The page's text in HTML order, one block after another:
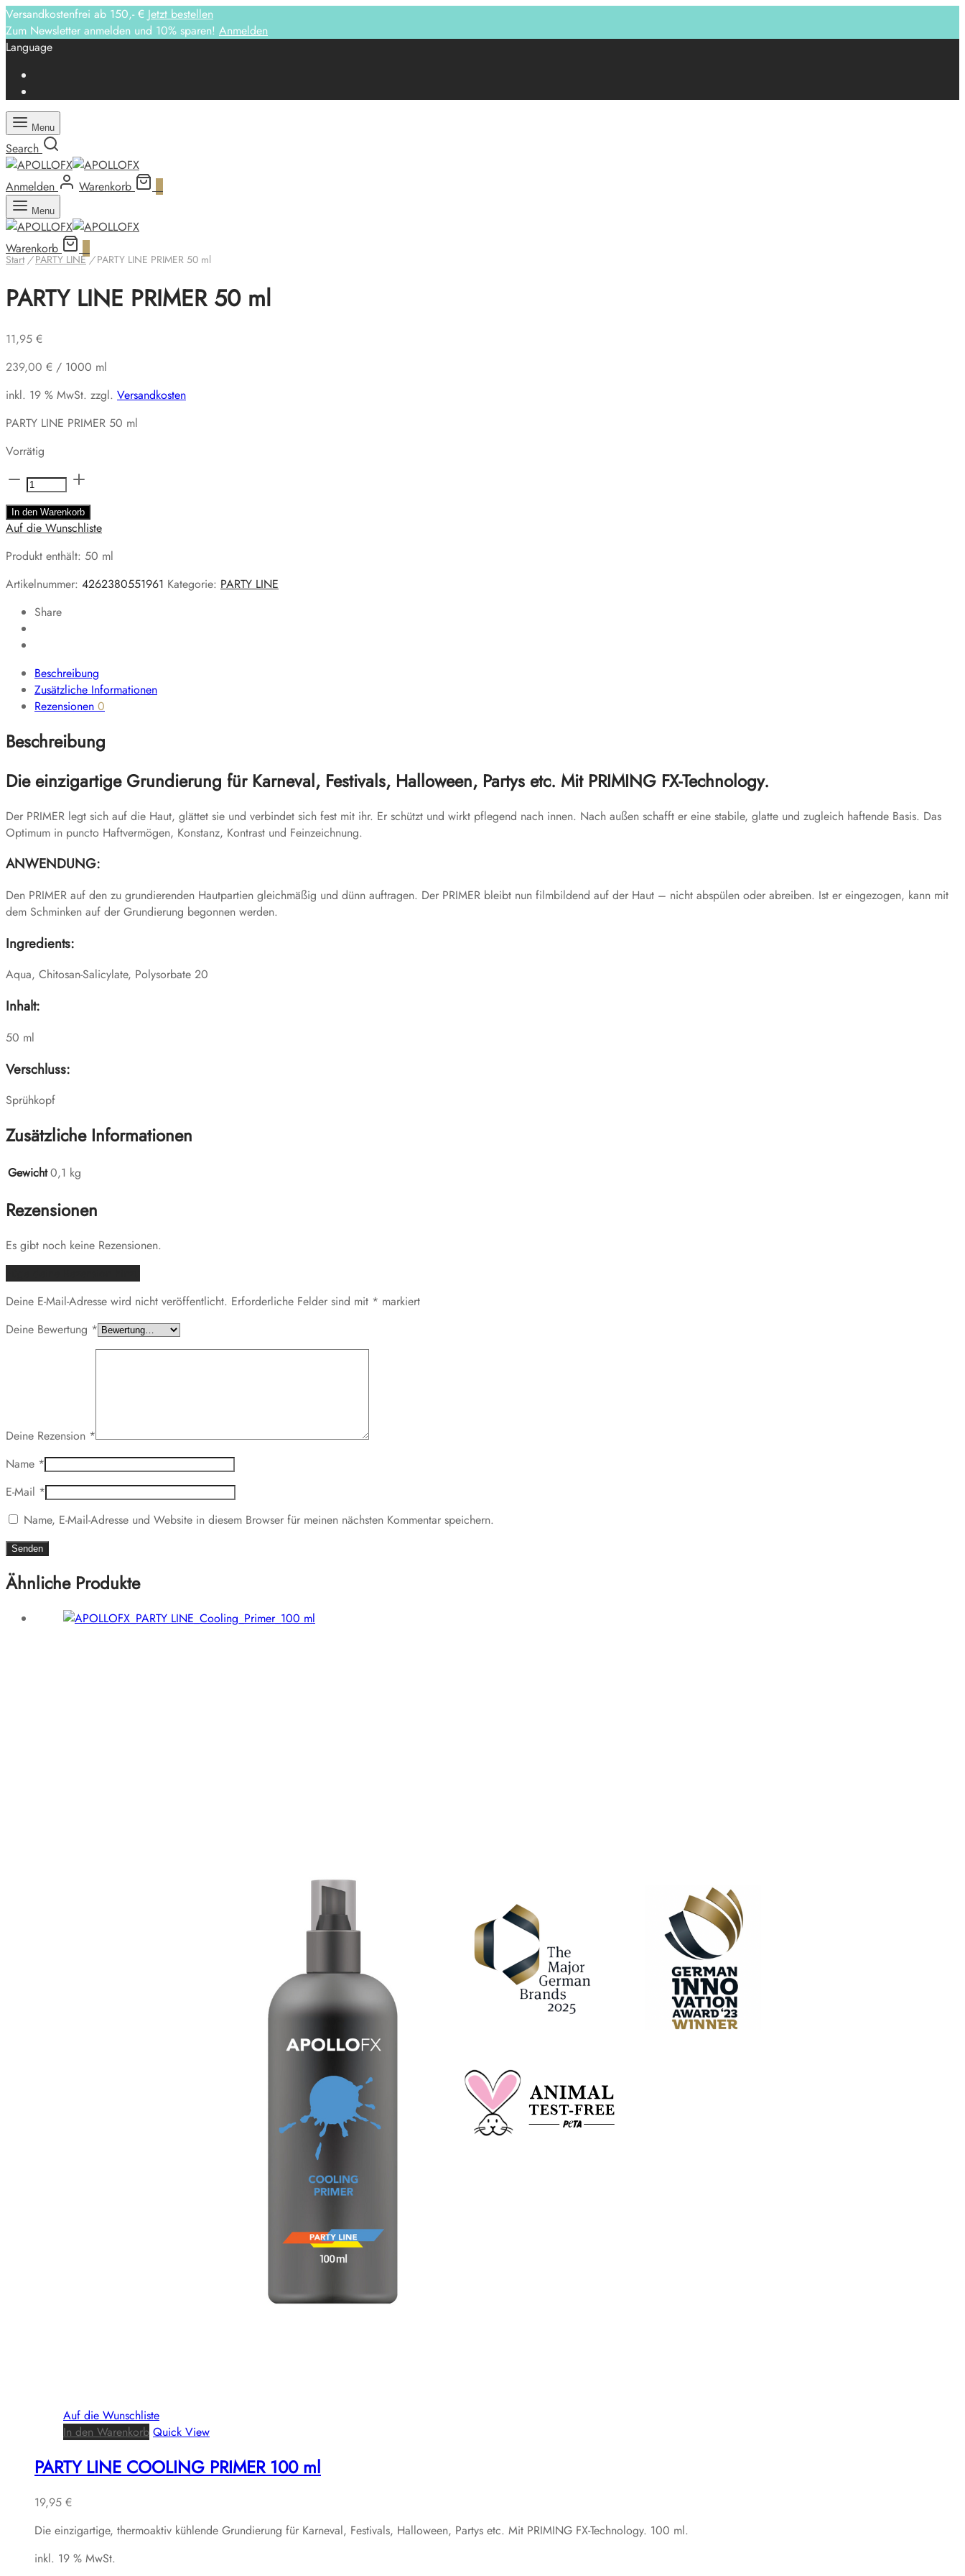
Versandkostenfrei ab 150,- € Jetzt bestellen
Zum Newsletter anmelden und 10% sparen! Anmelden
Language
Menu
Search
Anmelden Warenkorb
Menu
Warenkorb
Start / PARTY LINE /PARTY LINE PRIMER 50 ml
PARTY LINE PRIMER 50 ml
11,95 €
239,00 € / 1000 ml
inkl. 19 % MwSt. zzgl. Versandkosten
PARTY LINE PRIMER 50 ml
Vorrätig
PARTY
LINE
PRIMER
50
Menge
In den Warenkorb
Auf die Wunschliste
Produkt enthält: 50 ml
Artikelnummer: 4262380551961 Kategorie: PARTY LINE
Share
Beschreibung
Zusätzliche Informationen
Rezensionen 0
Beschreibung
Die einzigartige Grundierung für Karneval, Festivals, Halloween, Partys etc. Mit PRIMING FX-Technology.
Der PRIMER legt sich auf die Haut, glättet sie und verbindet sich fest mit ihr. Er schützt und wirkt pflegend nach innen. Nach außen schafft er eine stabile, glatte und zugleich haftende Basis. Das
Optimum in puncto Haftvermögen, Konstanz, Kontrast und Feinzeichnung.
ANWENDUNG:
Den PRIMER auf den zu grundierenden Hautpartien gleichmäßig und dünn auftragen. Der PRIMER bleibt nun filmbildend auf der Haut – nicht abspülen oder abreiben. Ist er eingezogen, kann mit
dem Schminken auf der Grundierung begonnen werden.
Ingredients:
Aqua, Chitosan-Salicylate, Polysorbate 20
Inhalt:
50 ml
Verschluss:
Sprühkopf
Zusätzliche Informationen
Gewicht0,1 kg
Rezensionen
Es gibt noch keine Rezensionen.
Deine E-Mail-Adresse wird nicht veröffentlicht. Erforderliche Felder sind mit * markiert
Deine Bewertung *
Deine Rezension *
Name *
E-Mail *
Name, E-Mail-Adresse und Website in diesem Browser für meinen nächsten Kommentar speichern.
Ähnliche Produkte
Auf die Wunschliste
In den Warenkorb Quick View
PARTY LINE COOLING PRIMER 100 ml
19,95 €
Die einzigartige, thermoaktiv kühlende Grundierung für Karneval, Festivals, Halloween, Partys etc. Mit PRIMING FX-Technology. 100 ml.
inkl. 19 % MwSt.